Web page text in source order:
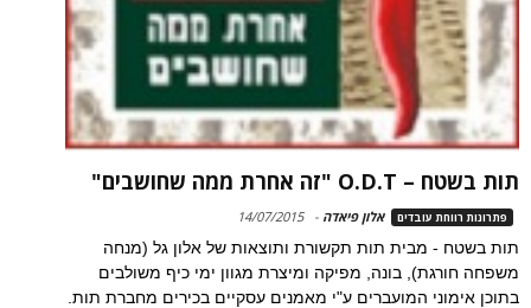
תות בשטח – O.D.T "זה אחרת ממה שחושבים"
פתרונות רווחת עובדים אלון פיאדה -
14/07/2015
תות בשטח - מבית תות תקשורת ותוצאות של אלון גל (מנחה
משפחה חורגת), בונה, מפיקה ומיצרת מגוון ימי כיף משולבים
בתוכן אימוני המועברים ע"י מאמנים עסקיים בכירים מחברת תות.